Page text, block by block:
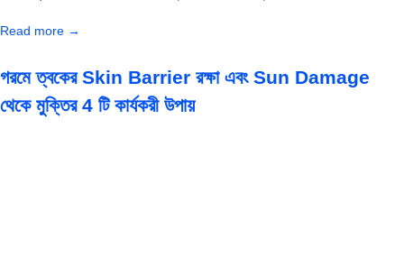
Read more →
গরমে ত্বকের Skin Barrier রক্ষা এবং Sun Damage
থেকে মুক্তির 4 টি কার্যকরী উপায়